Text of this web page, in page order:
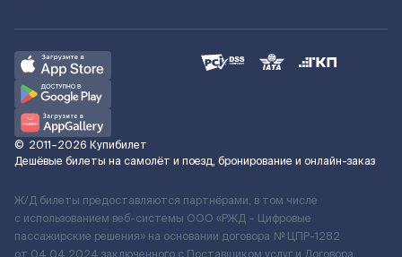
© 2011–2026 Купибилет
Дешёвые билеты на самолёт и поезд, бронирование и онлайн-заказ
Ж/Д билеты предоставляются партнёрами, в том числе
с использованием веб-системы ООО «РЖД – Цифровые
пассажирские решения» на основании договора № ЦПР-1282